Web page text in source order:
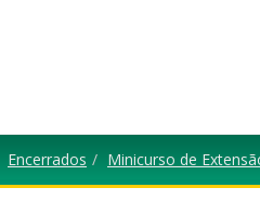
Encerrados Minicurso de